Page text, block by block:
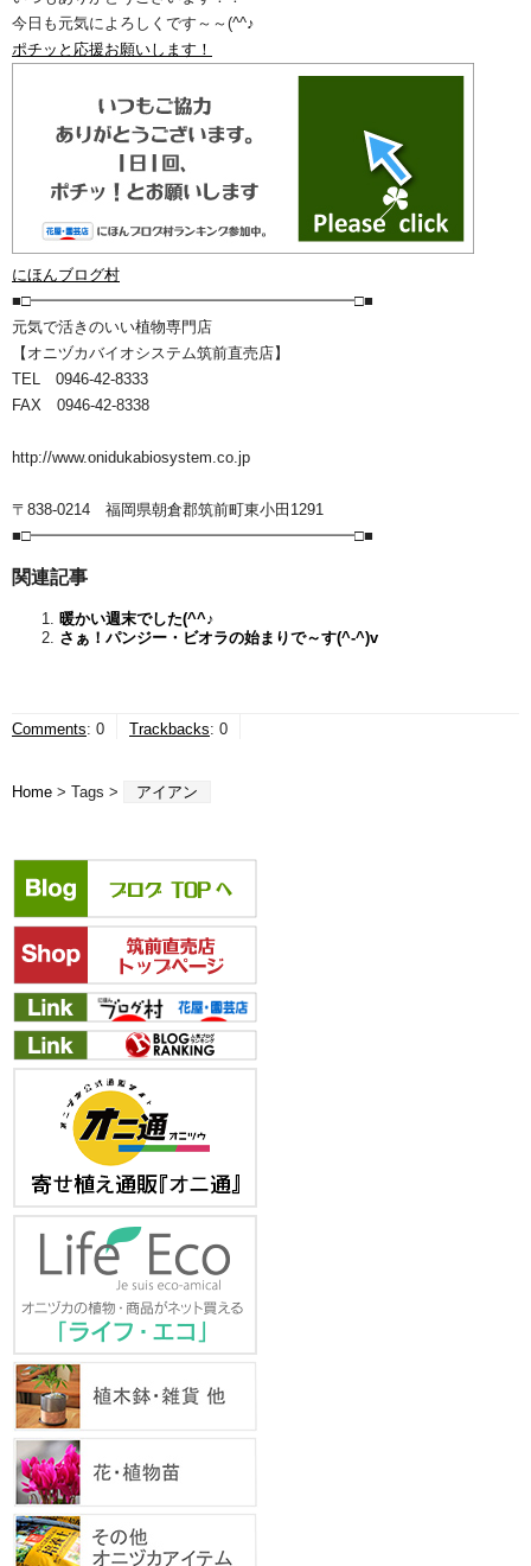
今日も元気によろしくです～～(^^♪
ポチッと応援お願いします！
にほんブログ村
■□━━━━━━━━━━━━━━━━━━━━━□■
元気で活きのいい植物専門店
【オニヅカバイオシステム筑前直売店】
TEL 0946-42-8333
FAX 0946-42-8338
http://www.onidukabiosystem.co.jp
〒838-0214 福岡県朝倉郡筑前町東小田1291
■□━━━━━━━━━━━━━━━━━━━━━□■
関連記事
暖かい週末でした(^^♪
さぁ！パンジー・ビオラの始まりで～す(^-^)v
Comments: 0 Trackbacks: 0
Home > Tags > アイアン